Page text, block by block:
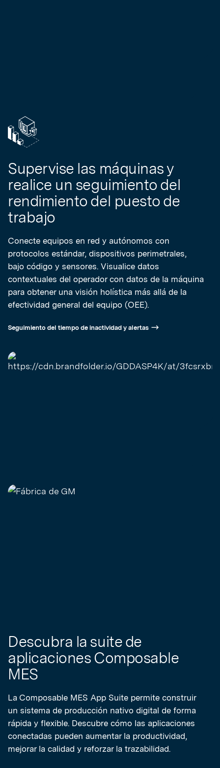
Supervise las máquinas y
realice un seguimiento del
rendimiento del puesto de
trabajo
Conecte equipos en red y autónomos con
protocolos estándar, dispositivos perimetrales,
bajo código y sensores. Visualice datos
contextuales del operador con datos de la máquina
para obtener una visión holística más allá de la
efectividad general del equipo (OEE).
Seguimiento del tiempo de inactividad y alertas
Descubra la suite de
aplicaciones Composable
MES
La Composable MES App Suite permite construir
un sistema de producción nativo digital de forma
rápida y flexible. Descubre cómo las aplicaciones
conectadas pueden aumentar la productividad,
mejorar la calidad y reforzar la trazabilidad.